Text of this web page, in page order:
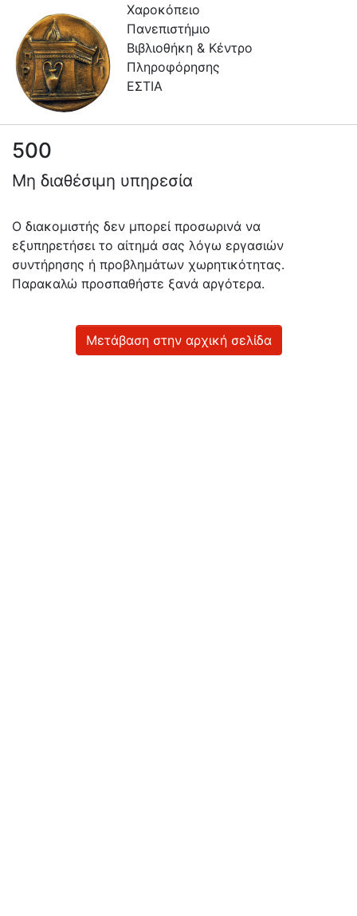
Χαροκόπειο
Πανεπιστήμιο
Βιβλιοθήκη & Κέντρο
Πληροφόρησης
ΕΣΤΙΑ
Πληροφορίες
Επικοινωνία
Υπηρεσίες
Αυτοαπόθεσης
Ανοιχτά
Δεδομένα
500
Μη διαθέσιμη υπηρεσία
Ο διακομιστής δεν μπορεί προσωρινά να
εξυπηρετήσει το αίτημά σας λόγω εργασιών
συντήρησης ή προβλημάτων χωρητικότητας.
Παρακαλώ προσπαθήστε ξανά αργότερα.
Μετάβαση στην αρχική σελίδα